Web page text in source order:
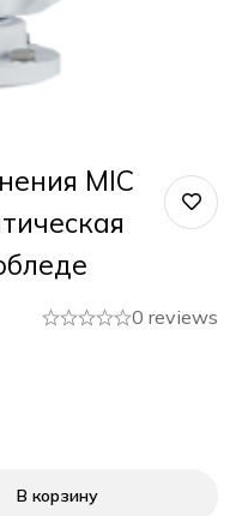
MIC
0 reviews
В корзину